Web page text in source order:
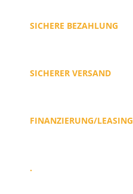
SICHERE BEZAHLUNG
SICHERER VERSAND
FINANZIERUNG/LEASING
.